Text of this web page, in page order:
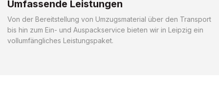
Umfassende Leistungen
Von der Bereitstellung von Umzugsmaterial über den Transport
bis hin zum Ein- und Auspackservice bieten wir in Leipzig ein
vollumfängliches Leistungspaket.